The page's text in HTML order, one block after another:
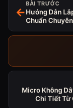
←
BÀI TRƯỚC
Hướng Dẫn
Chuẩn
Micro Không
Chi Tiết Từ